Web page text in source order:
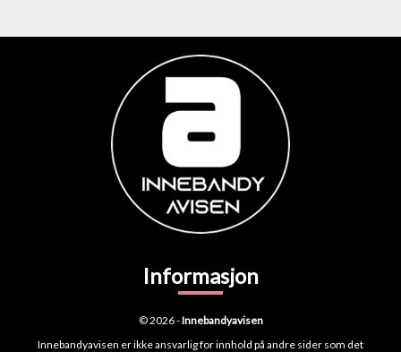
Informasjon
© 2026 -Innebandyavisen
Innebandyavisen er ikke ansvarlig for innhold på andre sider som det